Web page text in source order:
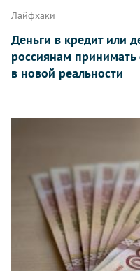
Лайфхаки
Деньги в кредит или
россиянам
в новой реальности